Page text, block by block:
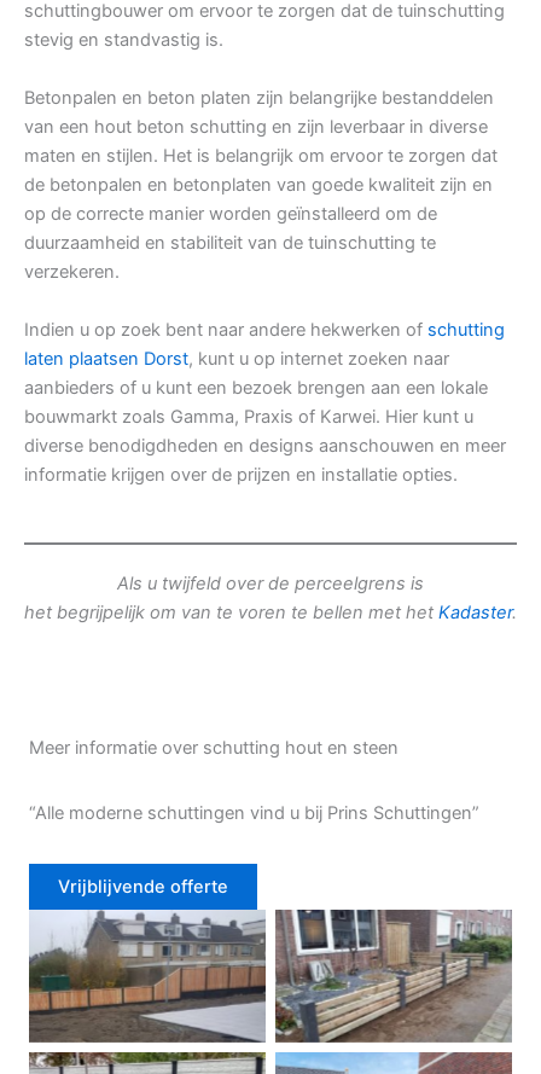
schuttingbouwer om ervoor te zorgen dat de tuinschutting
stevig en standvastig is.
Betonpalen en beton platen zijn belangrijke bestanddelen
van een hout beton schutting en zijn leverbaar in diverse
maten en stijlen. Het is belangrijk om ervoor te zorgen dat
de betonpalen en betonplaten van goede kwaliteit zijn en
op de correcte manier worden geïnstalleerd om de
duurzaamheid en stabiliteit van de tuinschutting te
verzekeren.
Indien u op zoek bent naar andere hekwerken of schutting
laten plaatsen Dorst, kunt u op internet zoeken naar
aanbieders of u kunt een bezoek brengen aan een lokale
bouwmarkt zoals Gamma, Praxis of Karwei. Hier kunt u
diverse benodigdheden en designs aanschouwen en meer
informatie krijgen over de prijzen en installatie opties.
Als u twijfeld over de perceelgrens is
het begrijpelijk om van te voren te bellen met het Kadaster.
Meer informatie over schutting hout en steen
“Alle moderne schuttingen vind u bij Prins Schuttingen”
Vrijblijvende offerte
Douglas schutting Tuinhek voortuin